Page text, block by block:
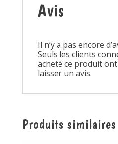
Avis
Il n’y a pas encore
Seuls les clients
acheté ce produit
laisser un avis.
Produits similaires